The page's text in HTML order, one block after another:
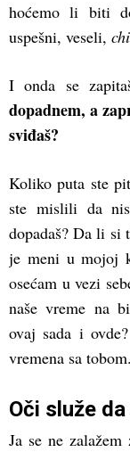
hoćemo li biti
uspešni, veseli,
I onda se
dopadnem, a
sviđaš?
Koliko puta ste
ste mislili da
dopadaš? Da li si
je meni u mojoj
osećam u vezi
naše vreme na
ovaj sada i
vremena sa tobom.
Oči služe
Ja se ne